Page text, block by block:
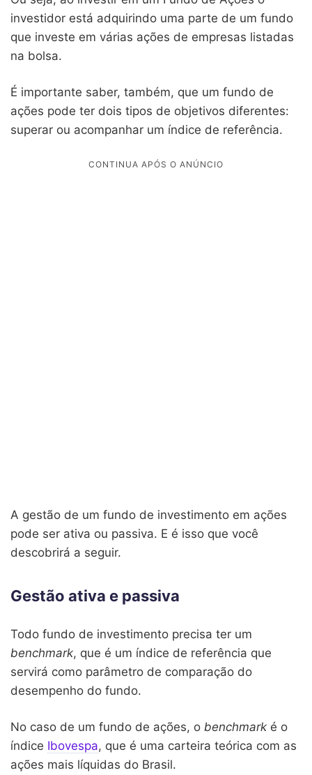
investidor está adquirindo uma parte de um fundo
que investe em várias ações de empresas listadas
na bolsa.
É importante saber, também, que um fundo de
ações pode ter dois tipos de objetivos diferentes:
superar ou acompanhar um índice de referência.
A gestão de um fundo de investimento em ações
pode ser ativa ou passiva. E é isso que você
descobrirá a seguir.
Gestão ativa e passiva
Todo fundo de investimento precisa ter um
benchmark, que é um índice de referência que
servirá como parâmetro de comparação do
desempenho do fundo.
No caso de um fundo de ações, o benchmark é o
índice Ibovespa, que é uma carteira teórica com as
ações mais líquidas do Brasil.